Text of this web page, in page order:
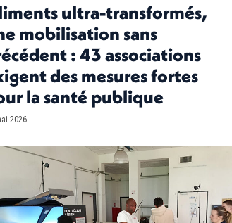
ultra-transformés,
mobilisation sans
: 43 associations
des mesures fortes
la santé publique
2026